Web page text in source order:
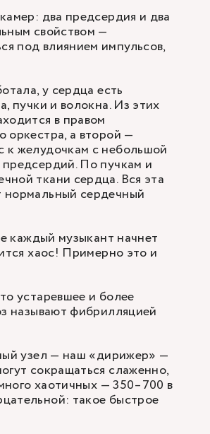
два предсердия и два
свойством —
под влиянием импульсов,
у сердца есть
пучки и волокна. Из этих
в правом
оркестра, а второй —
к желудочкам с небольшой
По пучкам и
ткани сердца. Вся эта
нормальный сердечный
каждый музыкант начнет
хаос! Примерно это и
устаревшее и более
называют фибрилляцией
узел — наш «дирижер» —
сокращаться слаженно,
хаотичных — 350–700 в
такое быстрое